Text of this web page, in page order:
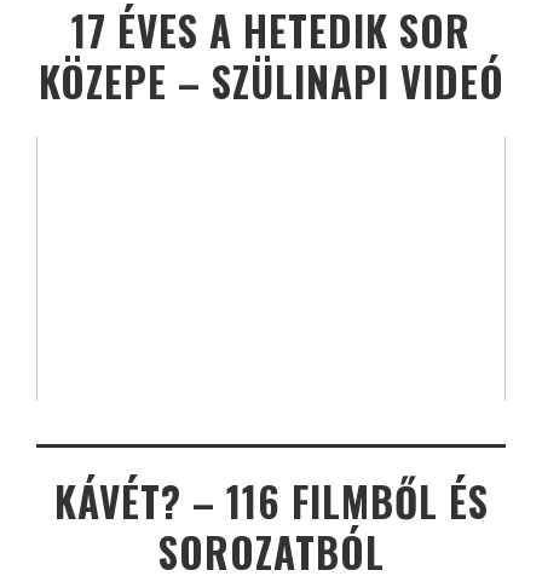
17 ÉVES A HETEDIK SOR
KÖZEPE – SZÜLINAPI VIDEÓ
KÁVÉT? – 116 FILMBŐL ÉS
SOROZATBÓL